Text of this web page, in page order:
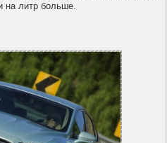
на литр больше.